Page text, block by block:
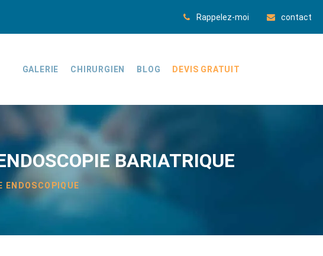
Rappelez-moi contact
GALERIE CHIRURGIEN BLOG DEVIS GRATUIT
BARIATRIQUE
ENDOSCOPIQUE